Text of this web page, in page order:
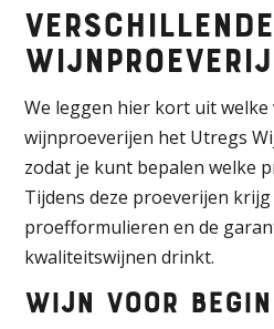
Verschillende
We leggen hier kort uit welke
wijnproeverijen het Utregs
zodat je kunt bepalen welke
Tijdens deze proeverijen krijg
proefformulieren en de
kwaliteitswijnen drinkt.
Wijn voor